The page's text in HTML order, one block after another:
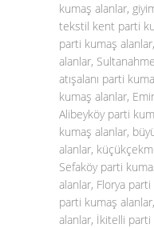
kumaş alanlar,
tekstil kent parti
parti kumaş
alanlar,
atışalanı parti
kumaş alanlar,
Alibeyköy parti
kumaş alanlar,
alanlar,
Sefaköy parti
alanlar, Florya
parti kumaş
alanlar, İkitelli